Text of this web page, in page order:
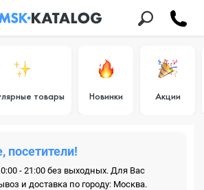
товары Новинки Акции
- 21:00 без выходных. Для Вас
и доставка по городу: Москва.